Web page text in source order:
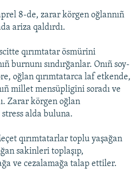
8-de, zarar körgen oğlannıñ
ariza qaldırdı.
qırımtatar ösmürini
burnunı sındırğanlar. Onıñ soy-
oğlan qırımtatarca laf etkende,
millet mensüpligini soradı ve
Zarar körgen oğlan
stress alda buluna.
qırımtatarlar toplu yaşağan
sakinleri toplaşıp,
ve cezalamağa talap ettiler.